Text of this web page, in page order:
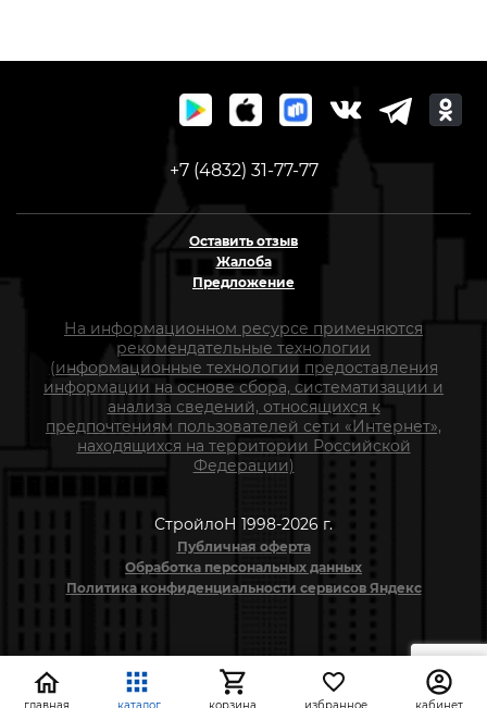
+7 (4832) 31-77-77
Оставить отзыв
Жалоба
Предложение
На информационном ресурсе применяются
рекомендательные технологии
(информационные технологии предоставления
информации на основе сбора, систематизации и
анализа сведений, относящихся к
предпочтениям пользователей сети «Интернет»,
находящихся на территории Российской
Федерации)
СтройлоН 1998-2026 г.
Публичная оферта
Обработка персональных данных
Политика конфиденциальности сервисов Яндекс